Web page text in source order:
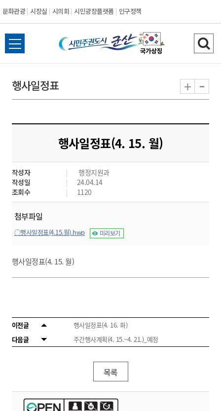
문화관광 시장실 시의회 시민광장플랫폼 인구정책
시
민
도
시
군
산
전
체
뉴
열
검
색
기
행사일정표 + -
행사일정표(4. 15. 월)
작성자
행정지원과
작성일
24.04.14
조회수
1120
첨부파일
○행사일정표(4.15.월).hwp 미리보기
행사일정표(4. 15. 월)
이전글
행사일정표(4. 16. 화)
다음글
주간행사계획(4. 15.~4. 21.)_예정
목록